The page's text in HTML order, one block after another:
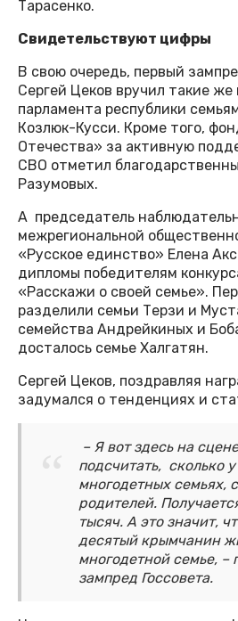
Тарасенко.
Свидетельствуют цифры
В свою очередь, первый
Сергей Цеков вручил такие
парламента республики
Козлюк-Кусси. Кроме того,
Отечества» за активную
СВО отметил
Разумовых.
А председатель
межрегиональной
«Русское единство» Елена
дипломы победителям
«Расскажи о своей семье».
разделили семьи Терзи и
семейства Андрейкиных и
досталось семье Халгатян.
Сергей Цеков, поздравляя
задумался о тенденциях и
– Я вот здесь на
подсчитать, сколько
многодетных семьях,
родителей.
тысяч. А это значит,
десятый крымчанин
многодетной семье, –
зампред Госсовета.